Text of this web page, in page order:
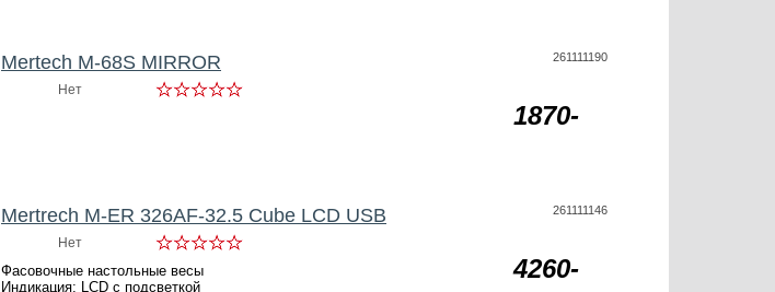
Mertech M-68S MIRROR
Нет
261111190
1870-
Mertrech M-ER 326AF-32.5 Cube LCD USB
Нет
Фасовочные настольные весы
Индикация: LCD с подсветкой
261111146
4260-